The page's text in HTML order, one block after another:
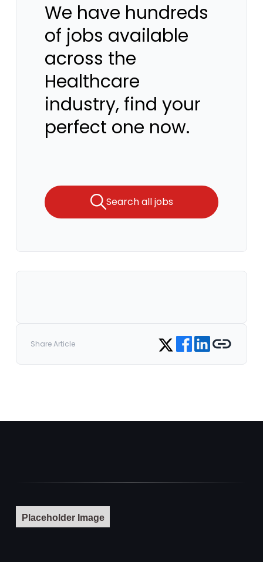
We have hundreds
of jobs available
across the
Healthcare
industry, find your
perfect one now.
Search all jobs
Share Article Share on Twitter
Share on Facebook
Share on LinkedIn
Copy link
Placeholder Image